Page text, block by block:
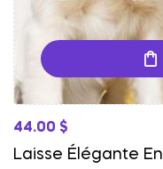
44.00 $
Laisse Élégante